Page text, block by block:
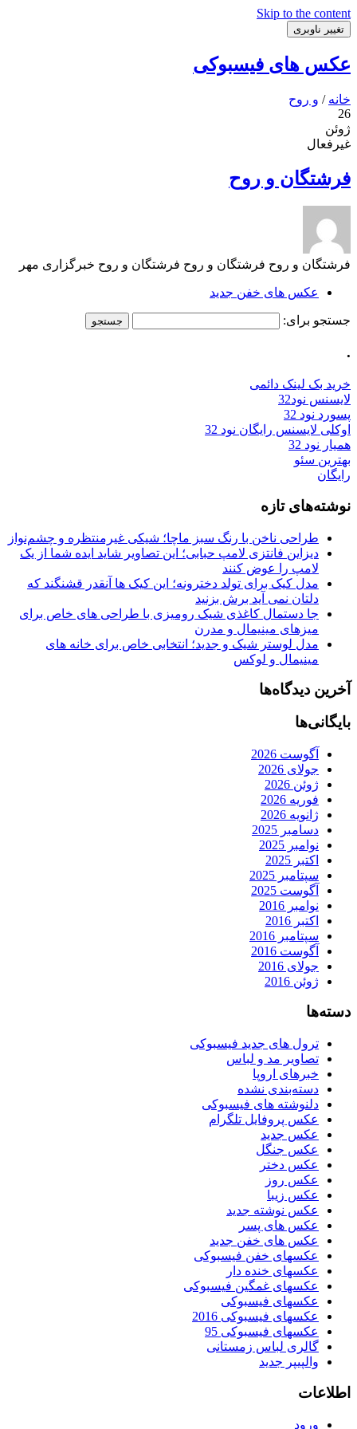
Skip to the content
تغییر ناوبری
عکس های فیسبوکی
خانه / و روح
26
ژوئن
غیرفعال
فرشتگان و روح
فرشتگان و روح فرشتگان و روح فرشتگان و روح خبرگزاری مهر
عکس های خفن جدید
جستجو برای:
.
خرید بک لینک دائمی
لایسنس نود32
پسورد نود 32
اوکلی لایسنس رایگان نود 32
همیار نود 32
بهترین سئو
رایگان
نوشته‌های تازه
طراحی ناخن با رنگ سبز ماچا؛ شیکی غیرمنتظره و چشم‌نواز
دیزاین فانتزی لامپ حبابی؛ این تصاویر شاید ایده شما از یک
لامپ را عوض کنند
مدل کیک برای تولد دخترونه؛ این کیک ها آنقدر قشنگند که
دلتان نمی آید برش بزنید
جا دستمال کاغذی شیک رومیزی با طراحی های خاص برای
میزهای مینیمال و مدرن
مدل لوستر شیک و جدید؛ انتخابی خاص برای خانه های
مینیمال و لوکس
آخرین دیدگاه‌ها
بایگانی‌ها
آگوست 2026
جولای 2026
ژوئن 2026
فوریه 2026
ژانویه 2026
دسامبر 2025
نوامبر 2025
اکتبر 2025
سپتامبر 2025
آگوست 2025
نوامبر 2016
اکتبر 2016
سپتامبر 2016
آگوست 2016
جولای 2016
ژوئن 2016
دسته‌ها
ترول های جدید فیسبوکی
تصاویر مد و لباس
خبرهای اروپا
دسته‌بندی نشده
دلنوشته های فیسبوکی
عکس پروفایل تلگرام
عکس جدید
عکس جنگل
عکس دختر
عکس روز
عکس زیبا
عکس نوشته جدید
عکس های پسر
عکس های خفن جدید
عکسهای خفن فیسبوکی
عکسهای خنده دار
عکسهای غمگین فیسبوکی
عکسهای فیسبوکی
عکسهای فیسبوکی 2016
عکسهای فیسبوکی 95
گالری لباس زمستانی
والپیپر جدید
اطلاعات
ورود